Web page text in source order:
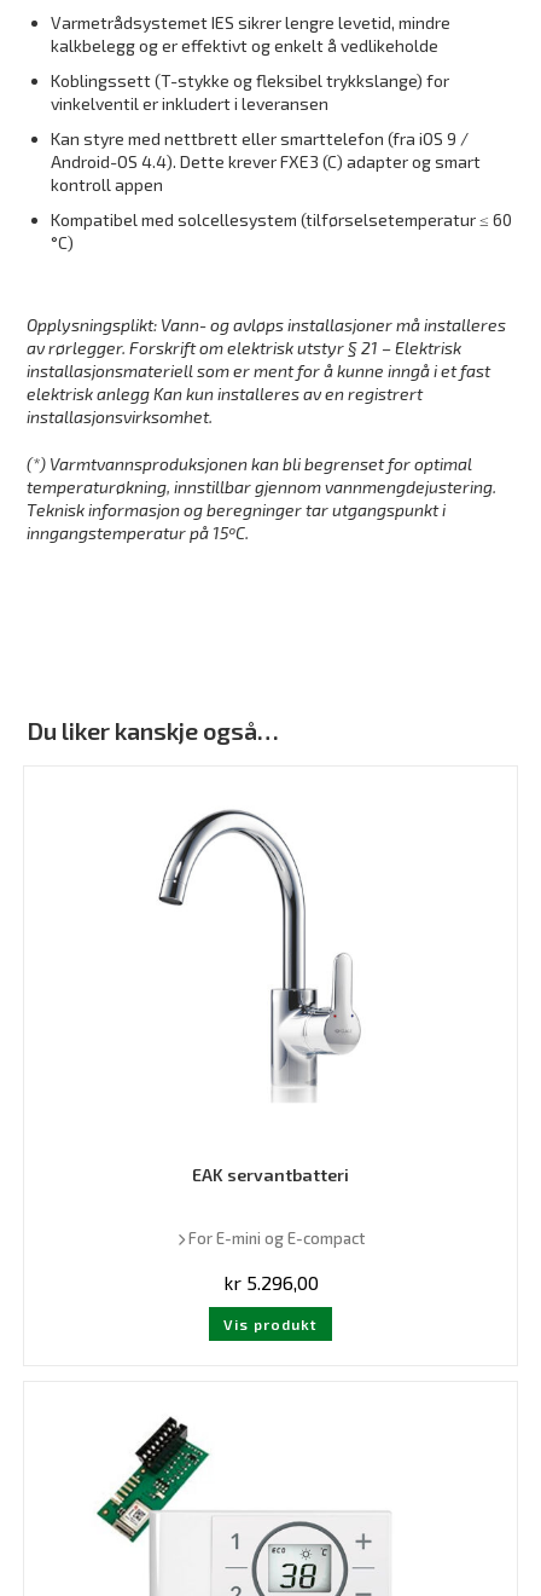
Varmetrådsystemet IES sikrer lengre levetid, mindre
kalkbelegg og er effektivt og enkelt å vedlikeholde
Koblingssett (T-stykke og fleksibel trykkslange) for
vinkelventil er inkludert i leveransen
Kan styre med nettbrett eller smarttelefon (fra iOS 9 /
Android-OS 4.4). Dette krever FXE3 (C) adapter og smart
kontroll appen
Kompatibel med solcellesystem (tilførselsetemperatur ≤ 60
°C)
Opplysningsplikt: Vann- og avløps installasjoner må installeres
av rørlegger. Forskrift om elektrisk utstyr § 21 – Elektrisk
installasjonsmateriell som er ment for å kunne inngå i et fast
elektrisk anlegg Kan kun installeres av en registrert
installasjonsvirksomhet.
(*) Varmtvannsproduksjonen kan bli begrenset for optimal
temperaturøkning, innstillbar gjennom vannmengdejustering.
Teknisk informasjon og beregninger tar utgangspunkt i
inngangstemperatur på 15ºC.
Du liker kanskje også…
EAK servantbatteri
For E-mini og E-compact
kr5.296,00
Vis produkt